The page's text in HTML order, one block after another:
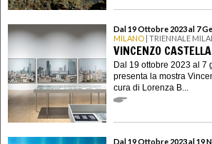
Dal 19 Ottobre 2023 al 7
MILANO | TRIENNALE
VINCENZO
Dal 19 ottobre 2023 al 7
presenta la mostra
cura di Lorenza B...
Dal 19 Ottobre 2023 al 19